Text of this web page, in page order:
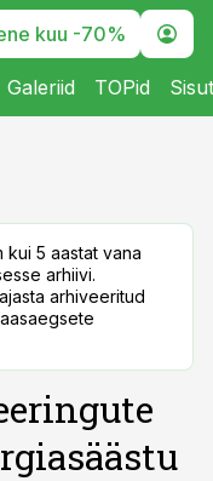
kuu -70%
Galeriid TOPid
kui 5 aastat vana
arhiivi.
arhiveeritud